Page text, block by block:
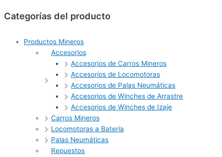
Categorías del producto
Productos Mineros
Accesorios
Accesorios de Carros Mineros
Accesorios de Locomotoras
Accesorios de Palas Neumáticas
Accesorios de Winches de Arrastre
Accesorios de Winches de Izaje
Carros Mineros
Locomotoras a Batería
Palas Neumáticas
Repuestos